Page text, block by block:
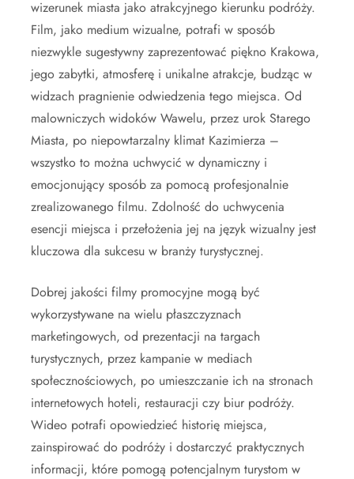
wizerunek miasta jako atrakcyjnego kierunku podróży.
Film, jako medium wizualne, potrafi w sposób
niezwykle sugestywny zaprezentować piękno Krakowa,
jego zabytki, atmosferę i unikalne atrakcje, budząc w
widzach pragnienie odwiedzenia tego miejsca. Od
malowniczych widoków Wawelu, przez urok Starego
Miasta, po niepowtarzalny klimat Kazimierza –
wszystko to można uchwycić w dynamiczny i
emocjonujący sposób za pomocą profesjonalnie
zrealizowanego filmu. Zdolność do uchwycenia
esencji miejsca i przełożenia jej na język wizualny jest
kluczowa dla sukcesu w branży turystycznej.
Dobrej jakości filmy promocyjne mogą być
wykorzystywane na wielu płaszczyznach
marketingowych, od prezentacji na targach
turystycznych, przez kampanie w mediach
społecznościowych, po umieszczanie ich na stronach
internetowych hoteli, restauracji czy biur podróży.
Wideo potrafi opowiedzieć historię miejsca,
zainspirować do podróży i dostarczyć praktycznych
informacji, które pomogą potencjalnym turystom w